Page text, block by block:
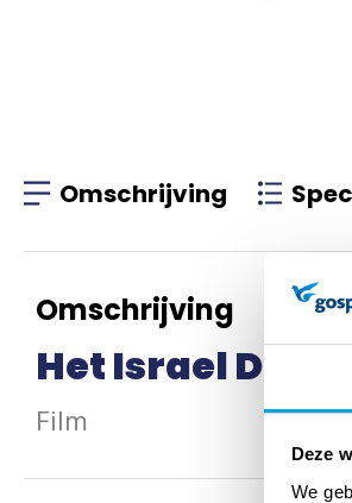
Deze
We
Omschrijving
Omschrijving
Het Israel
Film